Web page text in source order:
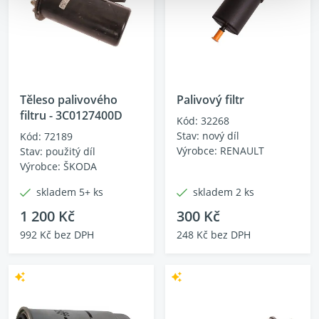
Těleso palivového
filtru - 3C0127400D
Kód: 72189
Stav: použitý díl
Výrobce: ŠKODA
skladem 5+ ks
1 200 Kč
992 Kč bez DPH
Palivový filtr
Kód: 32268
Stav: nový díl
Výrobce: RENAULT
skladem 2 ks
300 Kč
248 Kč bez DPH